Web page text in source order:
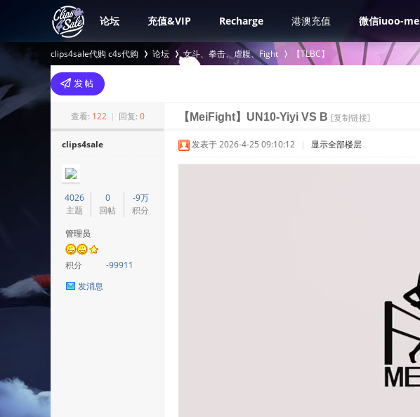
论坛 充值&VIP Recharge 港澳充值 微信iuoo-me
clips4sale代购 c4s代购
>
论坛 女斗、拳击、虐腹、Fight
›
【TLBC】
查看: 122 | 回复: 0 【MeiFight】UN10-Yiyi VS B [复制链接]
clips4sale
4026
主题
0
回帖
-9万
积分
管理员
积分
-99911
发消息
发表于 2026-4-25 09:10:12 | 显示全部楼层